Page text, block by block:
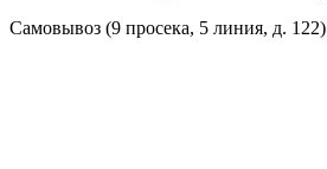
Самовывоз (9 просека, 5 линия, д. 122)